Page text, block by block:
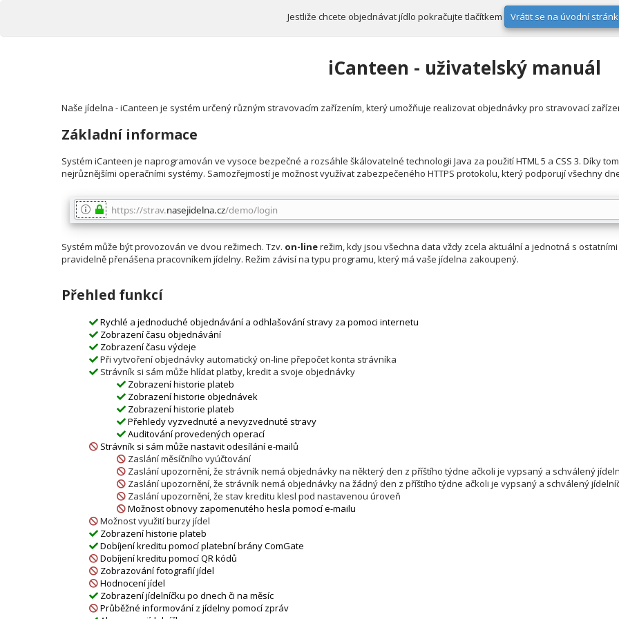
Jestliže chcete objednávat jídlo pokračujte tlačítkem Vrátit se na úvodní
iCanteen - uživatelský manuál
Naše jídelna - iCanteen je systém určený různým stravovacím zařízením, který umožňuje realizovat objednávky pro stravovací
Základní informace
Systém iCanteen je naprogramován ve vysoce bezpečné a rozsáhle škálovatelné technologii Java za použití HTML 5 a CSS 3. Díky
nejrůznějšími operačními systémy. Samozřejmostí je možnost využívat zabezpečeného HTTPS protokolu, který podporují všechny
Systém může být provozován ve dvou režimech. Tzv. on-linerežim, kdy jsou všechna data vždy zcela aktuální a jednotná s
pravidelně přenášena pracovníkem jídelny. Režim závisí na typu programu, který má vaše jídelna zakoupený.
Přehled funkcí
Rychlé a jednoduché objednávání a odhlašování stravy za pomoci internetu
Zobrazení času objednávání
Zobrazení času výdeje
Při vytvoření objednávky automatický on-line přepočet konta strávníka
Strávník si sám může hlídat platby, kredit a svoje objednávky
Zobrazení historie plateb
Zobrazení historie objednávek
Zobrazení historie plateb
Přehledy vyzvednuté a nevyzvednuté stravy
Auditování provedených operací
Strávník si sám může nastavit odesílání e-mailů
Zaslání měsíčního vyúčtování
Zaslání upozornění, že strávník nemá objednávky na některý den z příštího týdne ačkoli je vypsaný a schválený
Zaslání upozornění, že strávník nemá objednávky na žádný den z příštího týdne ačkoli je vypsaný a schválený
Zaslání upozornění, že stav kreditu klesl pod nastavenou úroveň
Možnost obnovy zapomenutého hesla pomocí e-mailu
Možnost využití burzy jídel
Zobrazení historie plateb
Dobíjení kreditu pomocí platební brány ComGate
Dobíjení kreditu pomocí QR kódů
Zobrazování fotografií jídel
Hodnocení jídel
Zobrazení jídelníčku po dnech či na měsíc
Průběžné informování z jídelny pomocí zpráv